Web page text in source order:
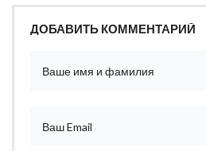
ДОБАВИТЬ КОММЕНТАРИЙ